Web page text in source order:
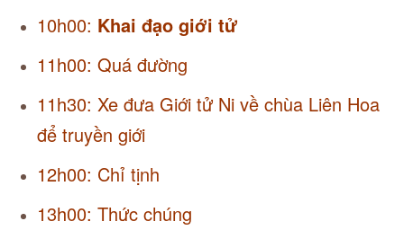
10h00: Khai đạo giới tử
11h00: Quá đường
11h30: Xe đưa Giới tử Ni về chùa Liên Hoa
để truyền giới
12h00: Chỉ tịnh
13h00: Thức chúng